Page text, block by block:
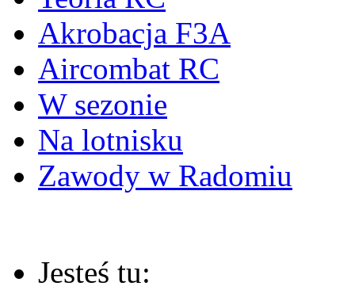
Akrobacja F3A
Aircombat RC
W sezonie
Na lotnisku
Zawody w Radomiu
Jesteś tu: